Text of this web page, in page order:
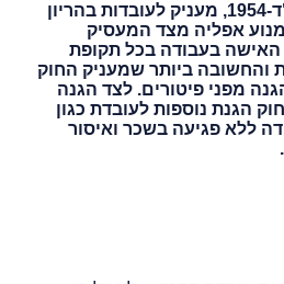
חוק עבודת נשים, תשי"ד-1954, מעניק לעובדות בהריון
אפליה מצד המעסיק
בעבודה בכל תקופת
והחשובה ביותר שמעניק החוק
מפני פיטורים. לצד הגנה
הגנת נוספות לעובדת כגון
ללא פגיעה בשכר ואיסור
.